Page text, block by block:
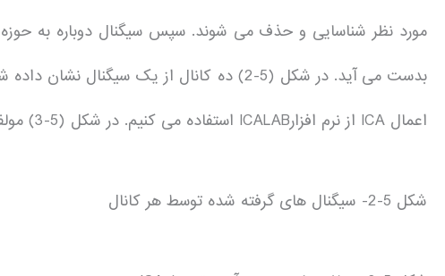
مورد نظر شناسایی و حذف می شوند. سپس سیگنال دوباره به حوزه
اعمال ICA از نرم افزارICALAB استفاده می کنیم. در شکل (5-3) مولفه های بدست آمده توسط ICA نشان داده شده است.
شکل 5-2- سیگنال های گرفته شده توسط هر کانال